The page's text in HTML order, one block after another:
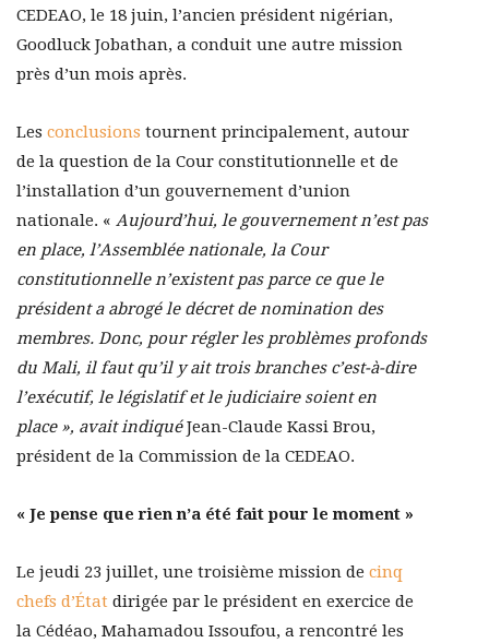
CEDEAO, le 18 juin, l’ancien président nigérian,
Goodluck Jobathan, a conduit une autre mission
près d’un mois après.
Les conclusions tournent principalement, autour
de la question de la Cour constitutionnelle et de
l’installation d’un gouvernement d’union
nationale. « Aujourd’hui, le gouvernement n’est pas
en place, l’Assemblée nationale, la Cour
constitutionnelle n’existent pas parce ce que le
président a abrogé le décret de nomination des
membres. Donc, pour régler les problèmes profonds
du Mali, il faut qu’il y ait trois branches c’est-à-dire
l’exécutif, le législatif et le judiciaire soient en
place », avait indiquéJean-Claude Kassi Brou,
président de la Commission de la CEDEAO.
« Je pense que rien n’a été fait pour le moment »
Le jeudi 23 juillet, une troisième mission de cinq
chefs d’État dirigée par le président en exercice de
la Cédéao, Mahamadou Issoufou, a rencontré les